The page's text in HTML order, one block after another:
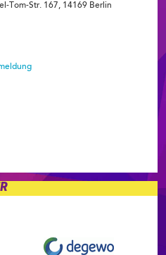
Tom-Str. 167, 14169 Berlin